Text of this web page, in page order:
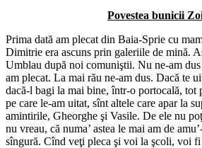
Povestea bunicii
Prima dată am plecat din Baia-Sprie cu
Dimitrie era ascuns prin galeriile de mină.
Umblau după noi comuniştii. Nu ne-am
am plecat. La mai rău ne-am dus. Dacă te
dacă-l bagi la mai bine, într-o portocală, tot
pe care le-am uitat, sînt altele care apar la
amintirile, Gheorghe şi Vasile. De ele nu
nu vreau, că numa’ astea le mai am de
sîngură. Cînd veţi pleca şi voi la şcoli, voi fi